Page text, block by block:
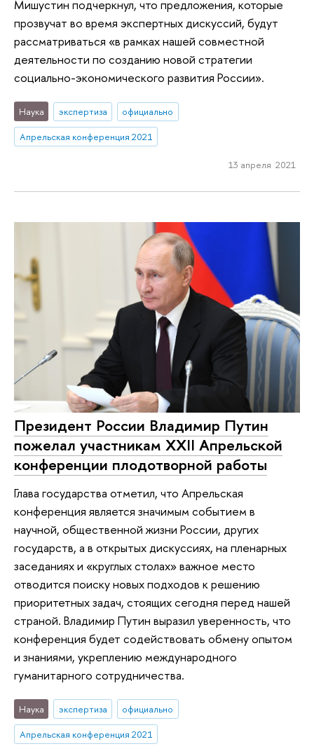
Мишустин подчеркнул, что предложения, которые
прозвучат во время экспертных дискуссий, будут
рассматриваться «в рамках нашей совместной
деятельности по созданию новой стратегии
социально-экономического развития России».
Наука экспертиза
официально
Апрельская конференция 2021
13 апреля 2021
Президент России Владимир Путин
пожелал участникам XXII Апрельской
конференции плодотворной работы
Глава государства отметил, что Апрельская
конференция является значимым событием в
научной, общественной жизни России, других
государств, а в открытых дискуссиях, на пленарных
заседаниях и «круглых столах» важное место
отводится поиску новых подходов к решению
приоритетных задач, стоящих сегодня перед нашей
страной. Владимир Путин выразил уверенность, что
конференция будет содействовать обмену опытом
и знаниями, укреплению международного
гуманитарного сотрудничества.
Наука экспертиза
официально
Апрельская конференция 2021